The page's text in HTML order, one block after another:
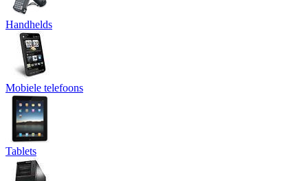
Handhelds
Mobiele telefoons
Tablets